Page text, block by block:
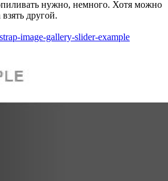
нужно, немного. Хотя можно
другой.
image-gallery-slider-example